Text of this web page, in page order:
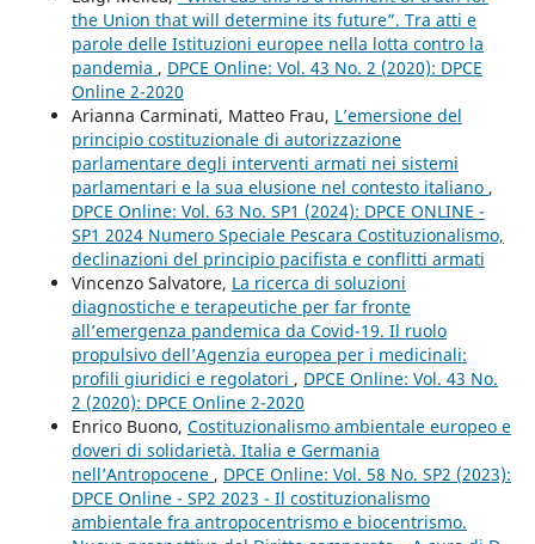
the Union that will determine its future”. Tra atti e
parole delle Istituzioni europee nella lotta contro la
pandemia , DPCE Online: Vol. 43 No. 2 (2020): DPCE
Online 2-2020
Arianna Carminati, Matteo Frau, L’emersione del
principio costituzionale di autorizzazione
parlamentare degli interventi armati nei sistemi
parlamentari e la sua elusione nel contesto italiano ,
DPCE Online: Vol. 63 No. SP1 (2024): DPCE ONLINE -
SP1 2024 Numero Speciale Pescara Costituzionalismo,
declinazioni del principio pacifista e conflitti armati
Vincenzo Salvatore, La ricerca di soluzioni
diagnostiche e terapeutiche per far fronte
all’emergenza pandemica da Covid-19. Il ruolo
propulsivo dell’Agenzia europea per i medicinali:
profili giuridici e regolatori , DPCE Online: Vol. 43 No.
2 (2020): DPCE Online 2-2020
Enrico Buono, Costituzionalismo ambientale europeo e
doveri di solidarietà. Italia e Germania
nell’Antropocene , DPCE Online: Vol. 58 No. SP2 (2023):
DPCE Online - SP2 2023 - Il costituzionalismo
ambientale fra antropocentrismo e biocentrismo.